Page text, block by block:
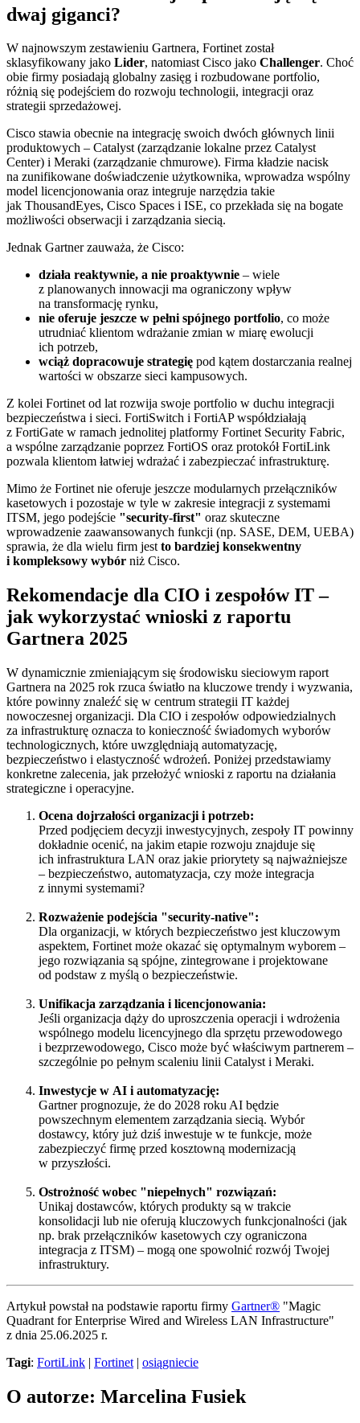
dwaj giganci?
W najnowszym zestawieniu Gartnera, Fortinet został
sklasyfikowany jako Lider, natomiast Cisco jako Challenger. Choć
obie firmy posiadają globalny zasięg i rozbudowane portfolio,
różnią się podejściem do rozwoju technologii, integracji oraz
strategii sprzedażowej.
Cisco stawia obecnie na integrację swoich dwóch głównych linii
produktowych – Catalyst (zarządzanie lokalne przez Catalyst
Center) i Meraki (zarządzanie chmurowe). Firma kładzie nacisk
na zunifikowane doświadczenie użytkownika, wprowadza wspólny
model licencjonowania oraz integruje narzędzia takie
jak ThousandEyes, Cisco Spaces i ISE, co przekłada się na bogate
możliwości obserwacji i zarządzania siecią.
Jednak Gartner zauważa, że Cisco:
działa reaktywnie, a nie proaktywnie – wiele
z planowanych innowacji ma ograniczony wpływ
na transformację rynku,
nie oferuje jeszcze w pełni spójnego portfolio, co może
utrudniać klientom wdrażanie zmian w miarę ewolucji
ich potrzeb,
wciąż dopracowuje strategię pod kątem dostarczania realnej
wartości w obszarze sieci kampusowych.
Z kolei Fortinet od lat rozwija swoje portfolio w duchu integracji
bezpieczeństwa i sieci. FortiSwitch i FortiAP współdziałają
z FortiGate w ramach jednolitej platformy Fortinet Security Fabric,
a wspólne zarządzanie poprzez FortiOS oraz protokół FortiLink
pozwala klientom łatwiej wdrażać i zabezpieczać infrastrukturę.
Mimo że Fortinet nie oferuje jeszcze modularnych przełączników
kasetowych i pozostaje w tyle w zakresie integracji z systemami
ITSM, jego podejście "security-first" oraz skuteczne
wprowadzenie zaawansowanych funkcji (np. SASE, DEM, UEBA)
sprawia, że dla wielu firm jestto bardziej konsekwentny
i kompleksowy wybór niż Cisco.
Rekomendacje dla CIO i zespołów IT –
jak wykorzystać wnioski z raportu
Gartnera 2025
W dynamicznie zmieniającym się środowisku sieciowym raport
Gartnera na 2025 rok rzuca światło na kluczowe trendy i wyzwania,
które powinny znaleźć się w centrum strategii IT każdej
nowoczesnej organizacji. Dla CIO i zespołów odpowiedzialnych
za infrastrukturę oznacza to konieczność świadomych wyborów
technologicznych, które uwzględniają automatyzację,
bezpieczeństwo i elastyczność wdrożeń. Poniżej przedstawiamy
konkretne zalecenia, jak przełożyć wnioski z raportu na działania
strategiczne i operacyjne.
Ocena dojrzałości organizacji i potrzeb:
Przed podjęciem decyzji inwestycyjnych, zespoły IT powinny
dokładnie ocenić, na jakim etapie rozwoju znajduje się
ich infrastruktura LAN oraz jakie priorytety są najważniejsze
– bezpieczeństwo, automatyzacja, czy może integracja
z innymi systemami?
Rozważenie podejścia "security-native":
Dla organizacji, w których bezpieczeństwo jest kluczowym
aspektem, Fortinet może okazać się optymalnym wyborem –
jego rozwiązania są spójne, zintegrowane i projektowane
od podstaw z myślą o bezpieczeństwie.
Unifikacja zarządzania i licencjonowania:
Jeśli organizacja dąży do uproszczenia operacji i wdrożenia
wspólnego modelu licencyjnego dla sprzętu przewodowego
i bezprzewodowego, Cisco może być właściwym partnerem –
szczególnie po pełnym scaleniu linii Catalyst i Meraki.
Inwestycje w AI i automatyzację:
Gartner prognozuje, że do 2028 roku AI będzie
powszechnym elementem zarządzania siecią. Wybór
dostawcy, który już dziś inwestuje w te funkcje, może
zabezpieczyć firmę przed kosztowną modernizacją
w przyszłości.
Ostrożność wobec "niepełnych" rozwiązań:
Unikaj dostawców, których produkty są w trakcie
konsolidacji lub nie oferują kluczowych funkcjonalności (jak
np. brak przełączników kasetowych czy ograniczona
integracja z ITSM) – mogą one spowolnić rozwój Twojej
infrastruktury.
Artykuł powstał na podstawie raportu firmy Gartner® "Magic
Quadrant for Enterprise Wired and Wireless LAN Infrastructure"
z dnia 25.06.2025 r.
Tagi: FortiLink | Fortinet | osiągniecie
O autorze: Marcelina Fusiek